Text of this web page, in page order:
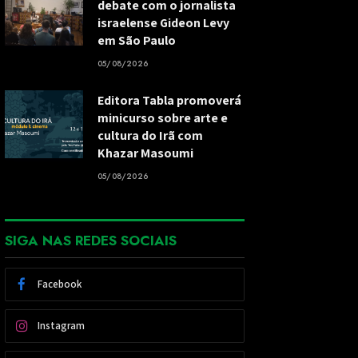
debate com o jornalista
israelense Gideon Levy
em São Paulo
05/08/2026
Editora Tabla promoverá
minicurso sobre arte e
cultura do Irã com
Khazar Masoumi
05/08/2026
SIGA NAS REDES SOCIAIS
Facebook
Instagram